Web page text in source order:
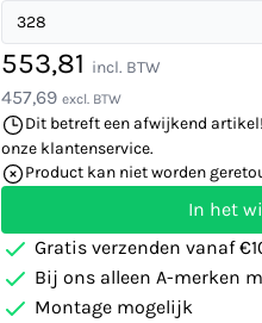
553,81 incl. BTW
457,69 excl. BTW
Dit betreft een afwijkend
onze klantenservice.
Product kan niet worden
In het
Gratis verzenden vanaf
Bij ons alleen A-merken
Montage mogelijk